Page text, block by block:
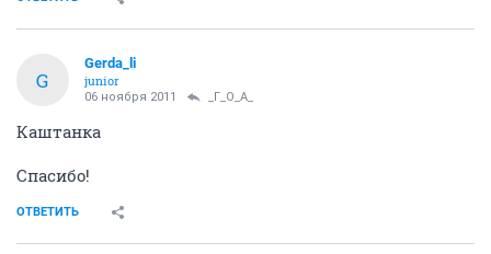
G
Gerda_li
junior
06 ноября 2011 _Г_О_А_
Каштанка
Спасибо!
ОТВЕТИТЬ